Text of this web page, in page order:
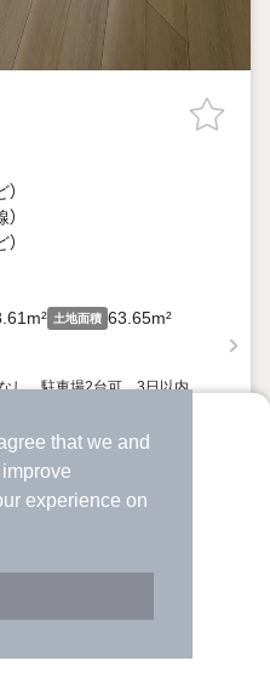
that we and
experience on
くなった
探ししませんか？
で物件検索
）
）
土地面積 63.65m²
定なし 駐車場2台可 3日以内
向き／▼未選択 by SUUMO